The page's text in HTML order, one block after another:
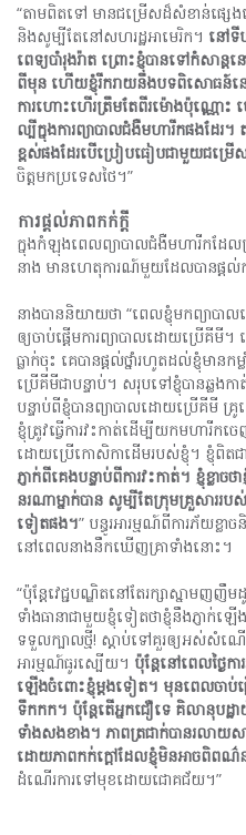
“តាមពិតទៅ មានជម្រើសដ៏សំខាន់ផ្សេង
និងសូម្បីតែនៅសហរដ្ឋអាមេរិក។ នៅទី
ពេទ្យបាំរុងរ៉ាត ព្រោះខ្ញុំបានទៅកំសាន្ដ
ពីមុន ហើយខ្ញុំរីករាយនឹងបទពិសោធន៍ន
ការហោះហើរត្រឹមតែពីរម៉ោងប៉ុណ្ណោះ
ល្បីក្នុងការព្យាបាលជំងឺមហារីកផងដែរ។
ខ្ពស់ផងដែរបើប្រៀបធៀបជាមួយជម្រ
ចិត្តមកប្រទេសថៃ។”
ការផ្ដល់ភាពកក់ក្ដី
ក្នុងកំឡុងពេលព្យាបាលជំងឺមហារីកដែល
នាង មានហេតុការណ៍មួយដែលបានផ្តល់
នាង​បាន​និយាយ​ថា “ពេលខ្ញុំមកព្យាបា
ឲ្យចាប់ផ្ដើមការព្យាបាលដោយប្រើ
ធ្លាក់ចុះ គេបានផ្ដល់ថ្នាំរហូតដល់ខ្ញុំមាន
ប្រើគីមីជាបន្ទាប់។ សរុបទៅខ្ញុំបានឆ្លងក
បន្ទាប់ពីខ្ញុំបានព្យាបាលដោយប្រើគីមី គ្រូ
ខ្ញុំត្រូវធ្វើការវះកាត់ដើម្បីយកមហារីក
ដោយប្រើកោសិកាដើមរបស់ខ្ញុំ។ ខ្ញុំពិតជ
ភ្ញាក់ពីគេងបន្ទាប់ពីការវះកាត់។ ខ្ញុំខ្លាច
នរណាម្នាក់បាន សូម្បីតែក្រុមគ្រួសាររបស់
ទៀតផង។” បន្ធូរអារម្មណ៍ពីការភ័យខ្លា
នៅពេលនាងនឹកឃើញគ្រាទាំងនោះ។
“ប៉ុន្តែវេជ្ជបណ្ឌិតនៅតែរក្សាស្នាមញញឹម
ទាំងធានាជាមួយខ្ញុំទៀតថាខ្ញុំនឹងភ្ញាក់
ទទួលក្បាលថ្មី! ស្តាប់ទៅគួរឲ្យអស់សំណើច
អារម្មណ៍ធូរស្បើយ។ ប៉ុន្តែនៅពេលថ្ងៃក
ឡើងចំពោះខ្ញុំម្តងទៀត។ មុនពេលចាប់ផ្
ទឹកកក។ ប៉ុន្តែតើអ្នកជឿទេ គិលានុបដ្ឋ
ទាំងសងខាង។ ភាពត្រជាក់បានរលា
ដោយភាពកក់ក្តៅដែលខ្ញុំមិនអាចពិព
ដំណើរការទៅមុខដោយជោគជ័យ។”